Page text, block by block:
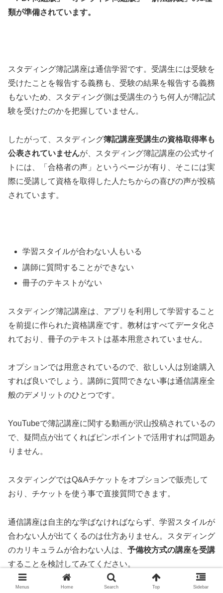
類が準備されています。
スタディング簿記講座は通信学習です。受講生には受験を
受けたことを報告する義務も、受験の結果を報告する義務
もないため、スタディング側は受講生のうち何人が簿記試
験を受けたのかを把握していません。
したがって、スタディング簿記講座受講生の資格取得率も
公表されていませんが、スタディング簿記講座の公式サイ
トには、「合格者の声」というページが有り、そこには実
際に受講して資格を取得した人たちからの喜びの声が投稿
されています。
学習スタイルが合わない人もいる
講師に質問することができない
冊子のテキストがない
スタディング簿記講座は、アプリを利用して学習すること
を前提に作られた資格講座です。教材はすべてデータ化さ
れており、冊子のテキストは基本用意されていません。
オプションでは用意されているので、欲しい人は別途購入
すれば良いでしょう。講師に質問できない事は通信講座全
般のデメリットのひとつです。
YouTubeで簿記講座に関する動画が沢山投稿されているの
で、疑問点が出てくればピンポイントで活用すれば問題あ
りません。
スタディングではQ&Aチケットをオプションで販売して
おり、チケットを使う事で直接質問できます。
通信講座は自主的な学ばなければならず、学習スタイルが
合わない人が出てくるのは仕方ありません。スタディング
のカリキュラムが合わない人は、 予備校方式の講座を受講
することを検討してみてください。
Menus Home Search Top Sidebar